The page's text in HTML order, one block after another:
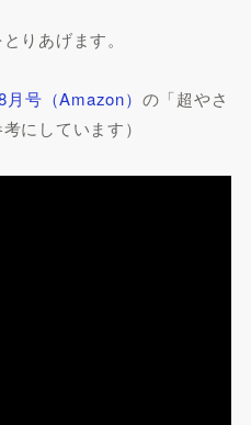
りあげます。
号（Amazon） の「超やさ
にしています）